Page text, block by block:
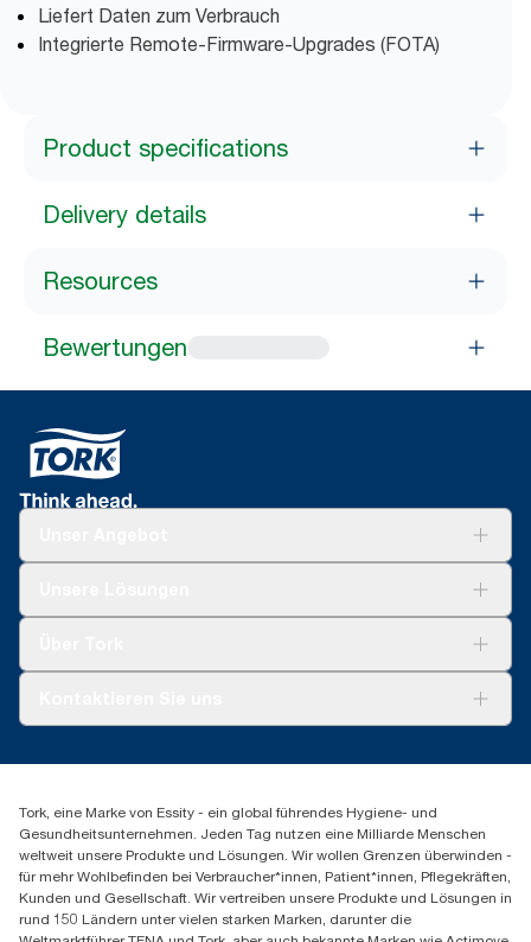
Liefert Daten zum Verbrauch
Integrierte Remote-Firmware-Upgrades (FOTA)
Product specifications
Delivery details
Resources
Bewertungen
Produktreklamation
Spenderreklamation
+49 (0)621/778 4700
Essity Professional Hygiene Germany GmbH
Sandhofer Straße 176
68305 Mannheim
Mo-Do 8:00-16:30 Uhr | Fr 8:00-15:00
Tork, eine Marke von Essity - ein global führendes Hygiene- und
Gesundheitsunternehmen. Jeden Tag nutzen eine Milliarde Menschen
weltweit unsere Produkte und Lösungen. Wir wollen Grenzen überwinden -
für mehr Wohlbefinden bei Verbraucher*innen, Patient*innen, Pflegekräften,
Kunden und Gesellschaft. Wir vertreiben unsere Produkte und Lösungen in
rund 150 Ländern unter vielen starken Marken, darunter die